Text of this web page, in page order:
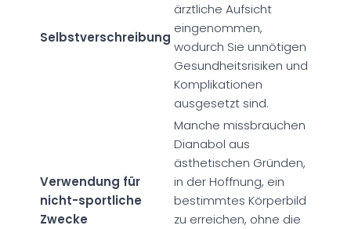
Selbstverschreibung
ärztliche Aufsicht
eingenommen,
wodurch Sie unnötigen
Gesundheitsrisiken und
Komplikationen
ausgesetzt sind.
Verwendung für
nicht-sportliche
Zwecke
Manche missbrauchen
Dianabol aus
ästhetischen Gründen,
in der Hoffnung, ein
bestimmtes Körperbild
zu erreichen, ohne die